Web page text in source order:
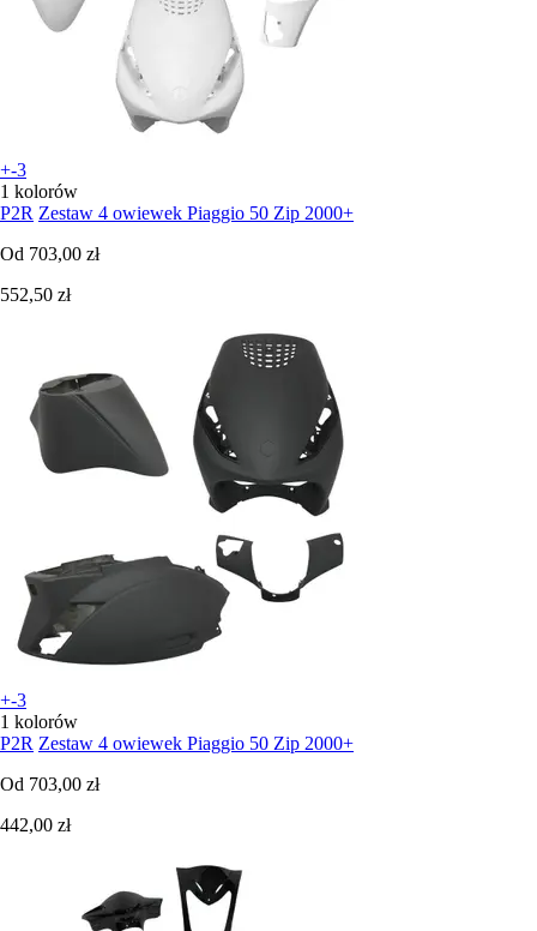
+-3
1 kolorów
P2R Zestaw 4 owiewek Piaggio 50 Zip 2000+
Od 703,00 zł
552,50 zł
+-3
1 kolorów
P2R Zestaw 4 owiewek Piaggio 50 Zip 2000+
Od 703,00 zł
442,00 zł